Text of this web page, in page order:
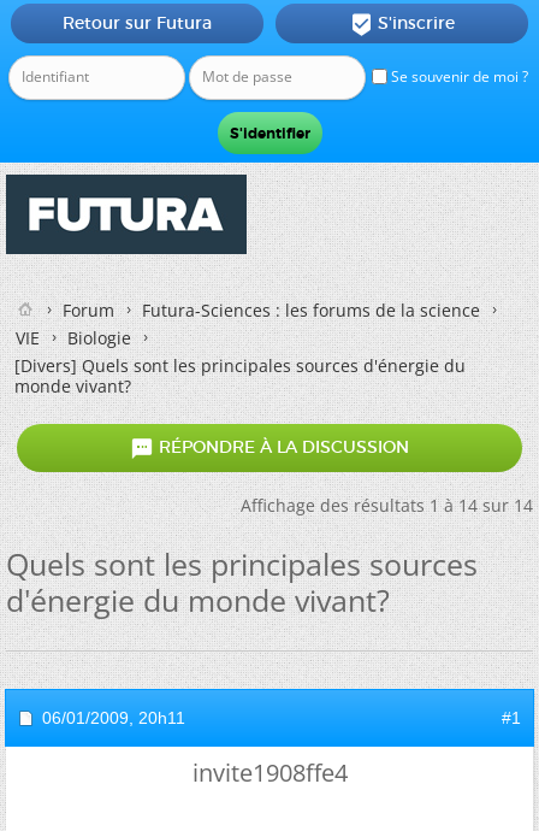
Se souvenir de moi ?
Retour sur Futura  S'inscrire
Forum
Futura-Sciences : les forums de la science
VIE
Biologie
[Divers]Quels sont les principales sources d'énergie du
monde vivant?
 RÉPONDRE À LA DISCUSSION
Affichage des résultats 1 à 14 sur 14
Quels sont les principales sources
d'énergie du monde vivant?
06/01/2009, 20h11 #1
invite1908ffe4